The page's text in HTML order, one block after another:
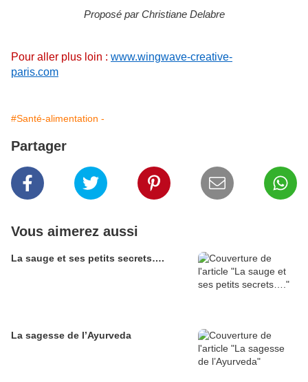
Proposé par Christiane Delabre
Pour aller plus loin : www.wingwave-creative-
paris.com
#Santé-alimentation -
Partager
Vous aimerez aussi
La sauge et ses petits secrets….
La sagesse de l’Ayurveda